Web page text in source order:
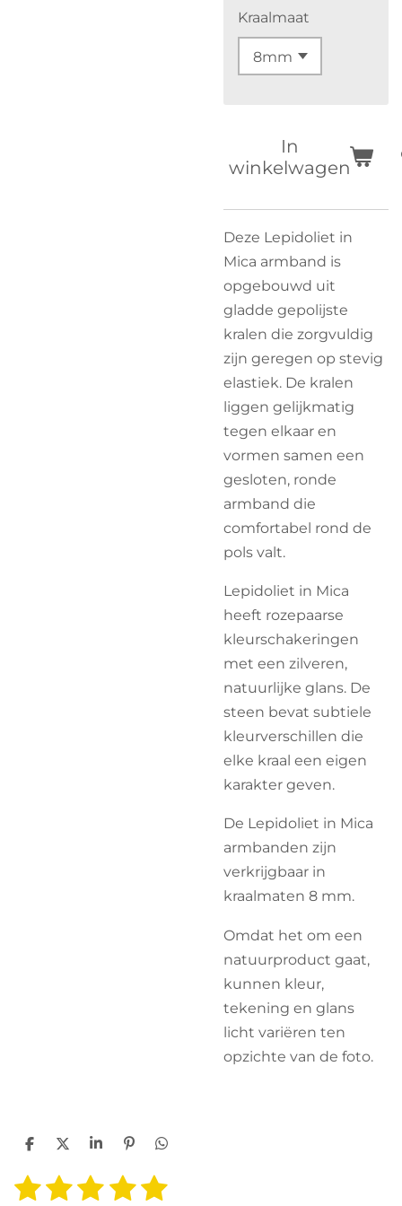
Kraalmaat
In
winkelwagen
Deze Lepidoliet in
Mica armband is
opgebouwd uit
gladde gepolijste
kralen die zorgvuldig
zijn geregen op stevig
elastiek. De kralen
liggen gelijkmatig
tegen elkaar en
vormen samen een
gesloten, ronde
armband die
comfortabel rond de
pols valt.
Lepidoliet in Mica
heeft rozepaarse
kleurschakeringen
met een zilveren,
natuurlijke glans. De
steen bevat subtiele
kleurverschillen die
elke kraal een eigen
karakter geven.
De Lepidoliet in Mica
armbanden zijn
verkrijgbaar in
kraalmaten 8 mm.
Omdat het om een
natuurproduct gaat,
kunnen kleur,
tekening en glans
licht variëren ten
opzichte van de foto.
D
l
e
D
e
l
S
a
r
P
n
n
D
l
e
R
1
2 3 4 5
S